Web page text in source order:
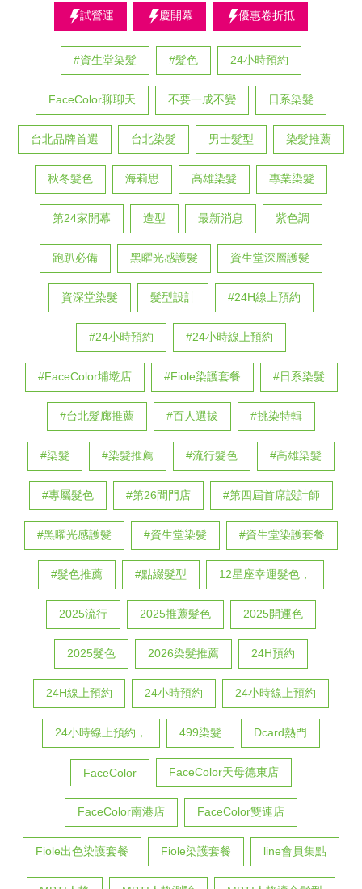
試營運 慶開幕 優惠卷折抵
#資生堂染髮 #髮色 24小時預約
FaceColor聊聊天 不要一成不變 日系染髮
台北品牌首選 台北染髮 男士髮型 染髮推薦
秋冬髮色 海莉思 高雄染髮 專業染髮
第24家開幕 造型 最新消息 紫色調
跑趴必備 黑曜光感護髮 資生堂深層護髮
資深堂染髮 髮型設計 #24H線上預約
#24小時預約 #24小時線上預約
#FaceColor埔墘店 #Fiole染護套餐 #日系染髮
#台北髮廊推薦 #百人選拔 #挑染特輯
#染髮 #染髮推薦 #流行髮色 #高雄染髮
#專屬髮色 #第26間門店 #第四屆首席設計師
#黑曜光感護髮 #資生堂染髮 #資生堂染護套餐
#髮色推薦 #點綴髮型 12星座幸運髮色，
2025流行 2025推薦髮色 2025開運色
2025髮色 2026染髮推薦 24H預約
24H線上預約 24小時預約 24小時線上預約
24小時線上預約， 499染髮 Dcard熱門
FaceColor FaceColor天母德東店
FaceColor南港店 FaceColor雙連店
Fiole出色染護套餐 Fiole染護套餐 line會員集點